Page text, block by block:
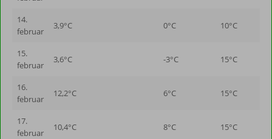
14.
februar
3,9°C 0°C 10°C
15.
februar
3,6°C -3°C 15°C
16.
februar
12,2°C 6°C 15°C
17.
februar
10,4°C 8°C 15°C